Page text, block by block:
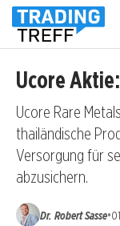
Ucore
Ucore Rare
thailändische
Versorgung für
abzusichern.
Dr. Robert Sasse•